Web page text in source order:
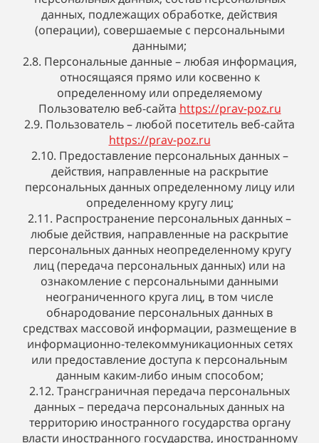
данных, подлежащих обработке, действия
(операции), совершаемые с персональными
данными;
2.8. Персональные данные – любая информация,
относящаяся прямо или косвенно к
определенному или определяемому
Пользователю веб-сайта https://prav-poz.ru
2.9. Пользователь – любой посетитель веб-сайта
https://prav-poz.ru
2.10. Предоставление персональных данных –
действия, направленные на раскрытие
персональных данных определенному лицу или
определенному кругу лиц;
2.11. Распространение персональных данных –
любые действия, направленные на раскрытие
персональных данных неопределенному кругу
лиц (передача персональных данных) или на
ознакомление с персональными данными
неограниченного круга лиц, в том числе
обнародование персональных данных в
средствах массовой информации, размещение в
информационно-телекоммуникационных сетях
или предоставление доступа к персональным
данным каким-либо иным способом;
2.12. Трансграничная передача персональных
данных – передача персональных данных на
территорию иностранного государства органу
власти иностранного государства, иностранному